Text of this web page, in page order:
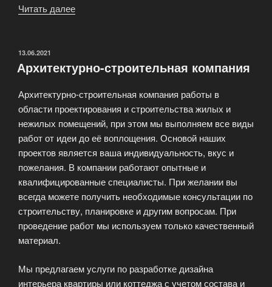
Читать далее
ОПУБЛИКОВАНО
13.06.2021
Архитектурно-строительная компания
Архитектурно-строительная компания работы в
области проектирования и строительства жилых и
нежилых помещений, при этом мы выполняем все виды
работ от идеи до её воплощения. Основой наших
проектов является ваша индивидуальность, вкус и
пожелания. В компании работают опытные и
квалифицированные специалисты. При желании вы
всегда можете получить необходимые консультации по
строительству, планировке и другим вопросам. При
проведение работ мы используем только качественный
материал.
Мы предлагаем услуги по разработке дизайна
интерьера квартиры или коттеджа с учетом состава и